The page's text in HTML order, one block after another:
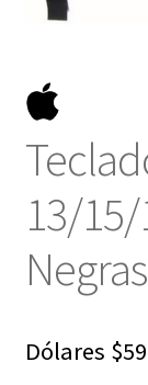
CONTACTO
13/
Dólares $59